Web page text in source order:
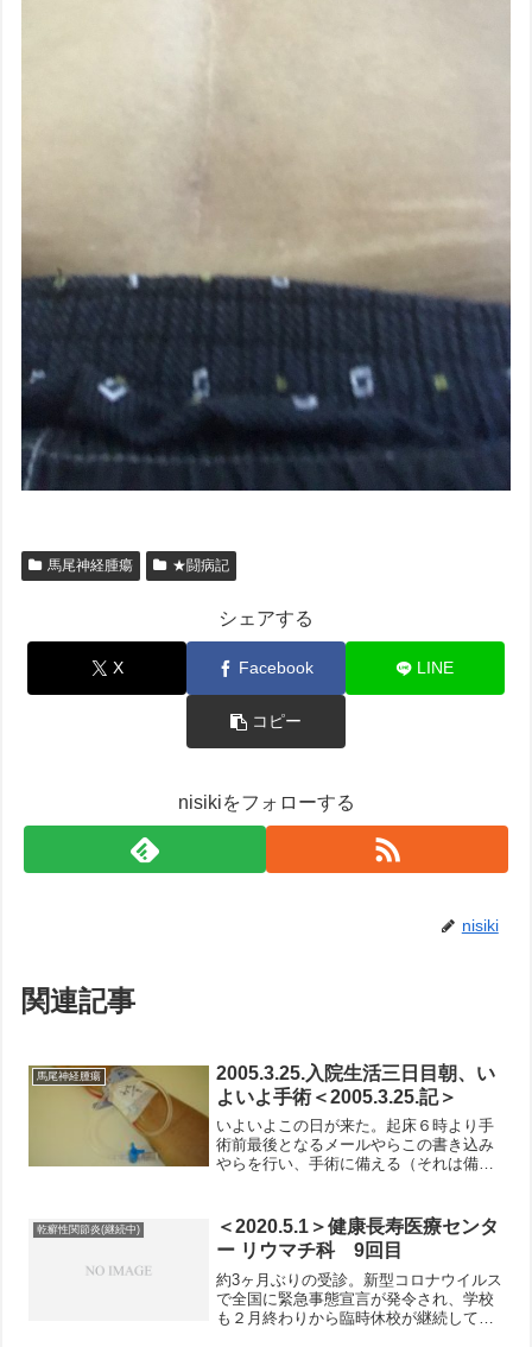
馬尾神経腫瘍 ★闘病記
シェアする
X Facebook LINE
コピー
nisikiをフォローする
nisiki
関連記事
馬尾神経腫瘍
2005.3.25.入院生活三日目朝、い
よいよ手術＜2005.3.25.記＞
いよいよこの日が来た。起床６時より手
術前最後となるメールやらこの書き込み
やらを行い、手術に備える（それは備え
普通は備えと言うのだろう）。着替え
は、昨日の検査の時もそうで...
乾癬性関節炎(継続中)
＜2020.5.1＞健康長寿医療センタ
ー リウマチ科 9回目
約3ヶ月ぶりの受診。新型コロナウイルス
で全国に緊急事態宣言が発令され、学校
も２月終わりから臨時休校が継続してい